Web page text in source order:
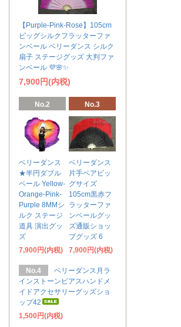
【Purple-Pink-Rose】105cm
ビッグシルクフラッターファ
ンベール ベリーダンス シルク
扇子 ステージグッズ 大判ファ
ンベール 💜🌸✨
7,900円(内税)
No.2
ベリーダンス
★半円ダブル
ベール Yellow-
Orange-Pink-
Purple 8MMシ
ルク ステージ
道具 演出グッ
ズ
7,900円(内税)
No.3
ベリーダンス
片手ペアビッ
グサイズ
105cm黒赤フ
ラッターファ
ンベールグッ
ズ通販ショッ
プグッズ 6
7,900円(内税)
No.4
ベリーダンス月ラ
インストーンピアスハンドメ
イドアクセサリーグッズショ
ップ42
1,500円(内税)